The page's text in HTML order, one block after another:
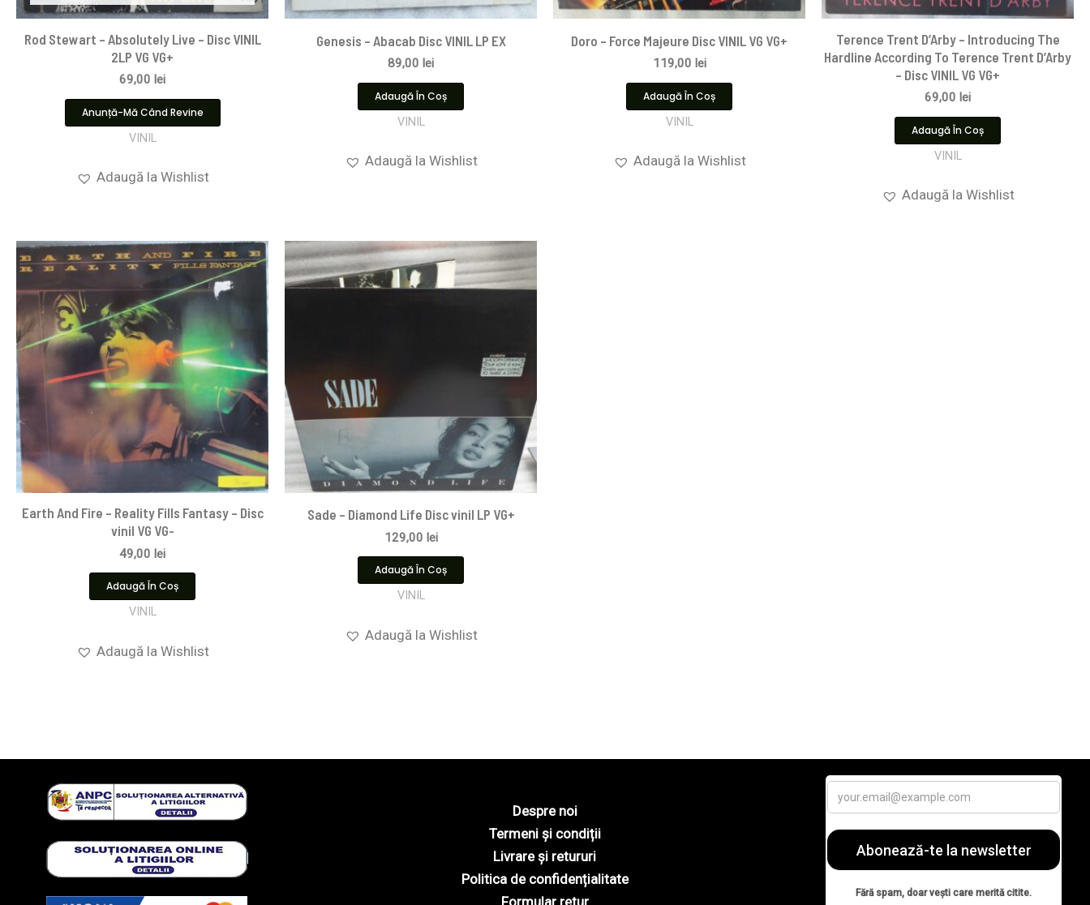
Rod Stewart – Absolutely Live – Disc VINIL
2LP VG VG+
69,00 lei
Anunță-Mă Când Revine
VINIL
Adaugă la Wishlist
Genesis – Abacab Disc VINIL LP EX
89,00 lei
Adaugă În Coș
VINIL
Adaugă la Wishlist
Doro – Force Majeure Disc VINIL VG VG+
119,00 lei
Adaugă În Coș
VINIL
Adaugă la Wishlist
Terence Trent D’Arby – Introducing The
Hardline According To Terence Trent D’Arby
– Disc VINIL VG VG+
69,00 lei
Adaugă În Coș
VINIL
Adaugă la Wishlist
Earth And Fire – Reality Fills Fantasy – Disc
vinil VG VG-
49,00 lei
Adaugă În Coș
VINIL
Adaugă la Wishlist
Sade – Diamond Life Disc vinil LP VG+
129,00 lei
Adaugă În Coș
VINIL
Adaugă la Wishlist
Despre noi
Termeni și condiții
Livrare și retururi
Politica de confidențialitate